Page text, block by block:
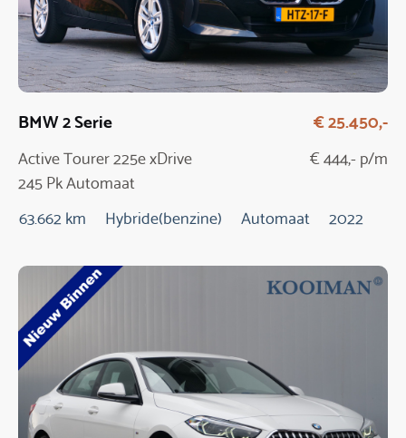
BMW 2 Serie
Active Tourer 225e xDrive
245 Pk Automaat
€ 25.450,-
€ 444,- p/m
63.662 km Hybride(benzine) Automaat 2022